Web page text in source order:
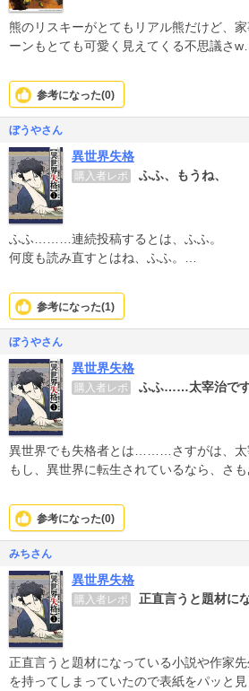
熊のリスキーがとてもリアル熊だけど、
ーンもとても可愛く見えてくる不思議さw
どうやって現れたのか等、謎は沢山ある
白くてつい続けて読んじゃいました！
参考になった(0)
ぼうやさん
異世界失格
購入者レポ ふふ、もうね、
ふふ………連続投稿するとは、ふふ。
何度も読み直すとはね、ふふ。
ふふ…ふふ、どうにも止まらない、ふふ。
参考になった(1)
ぼうやさん
異世界失格
購入者レポ ふふ……太宰治で
異世界でも失格者とは………さすがは、太
もし、異世界に転生されているなら、さも
どのような結末を導き出すのか、続きが
９巻一気買いした私も、ふふ、失格者
参考になった(0)
みちさん
異世界失格
購入者レポ 正直言うと題材に
正直言うと題材になっている小説や作家
を持ってしまっていたので表紙をパッと見